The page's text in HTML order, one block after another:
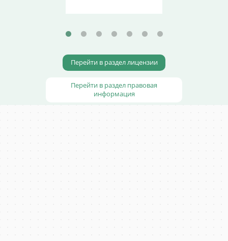
Перейти в раздел лицензии
Перейти в раздел правовая
информация